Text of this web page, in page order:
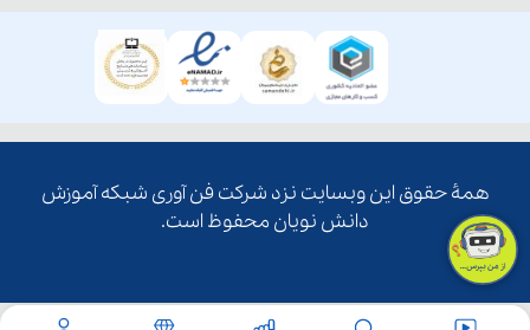
همۀ حقوق این وبسایت نزد شرکت فن آوری شبکه آموزش
دانش نویان محفوظ است.